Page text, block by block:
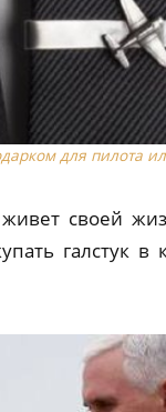
для пилота
живет своей
галстук в